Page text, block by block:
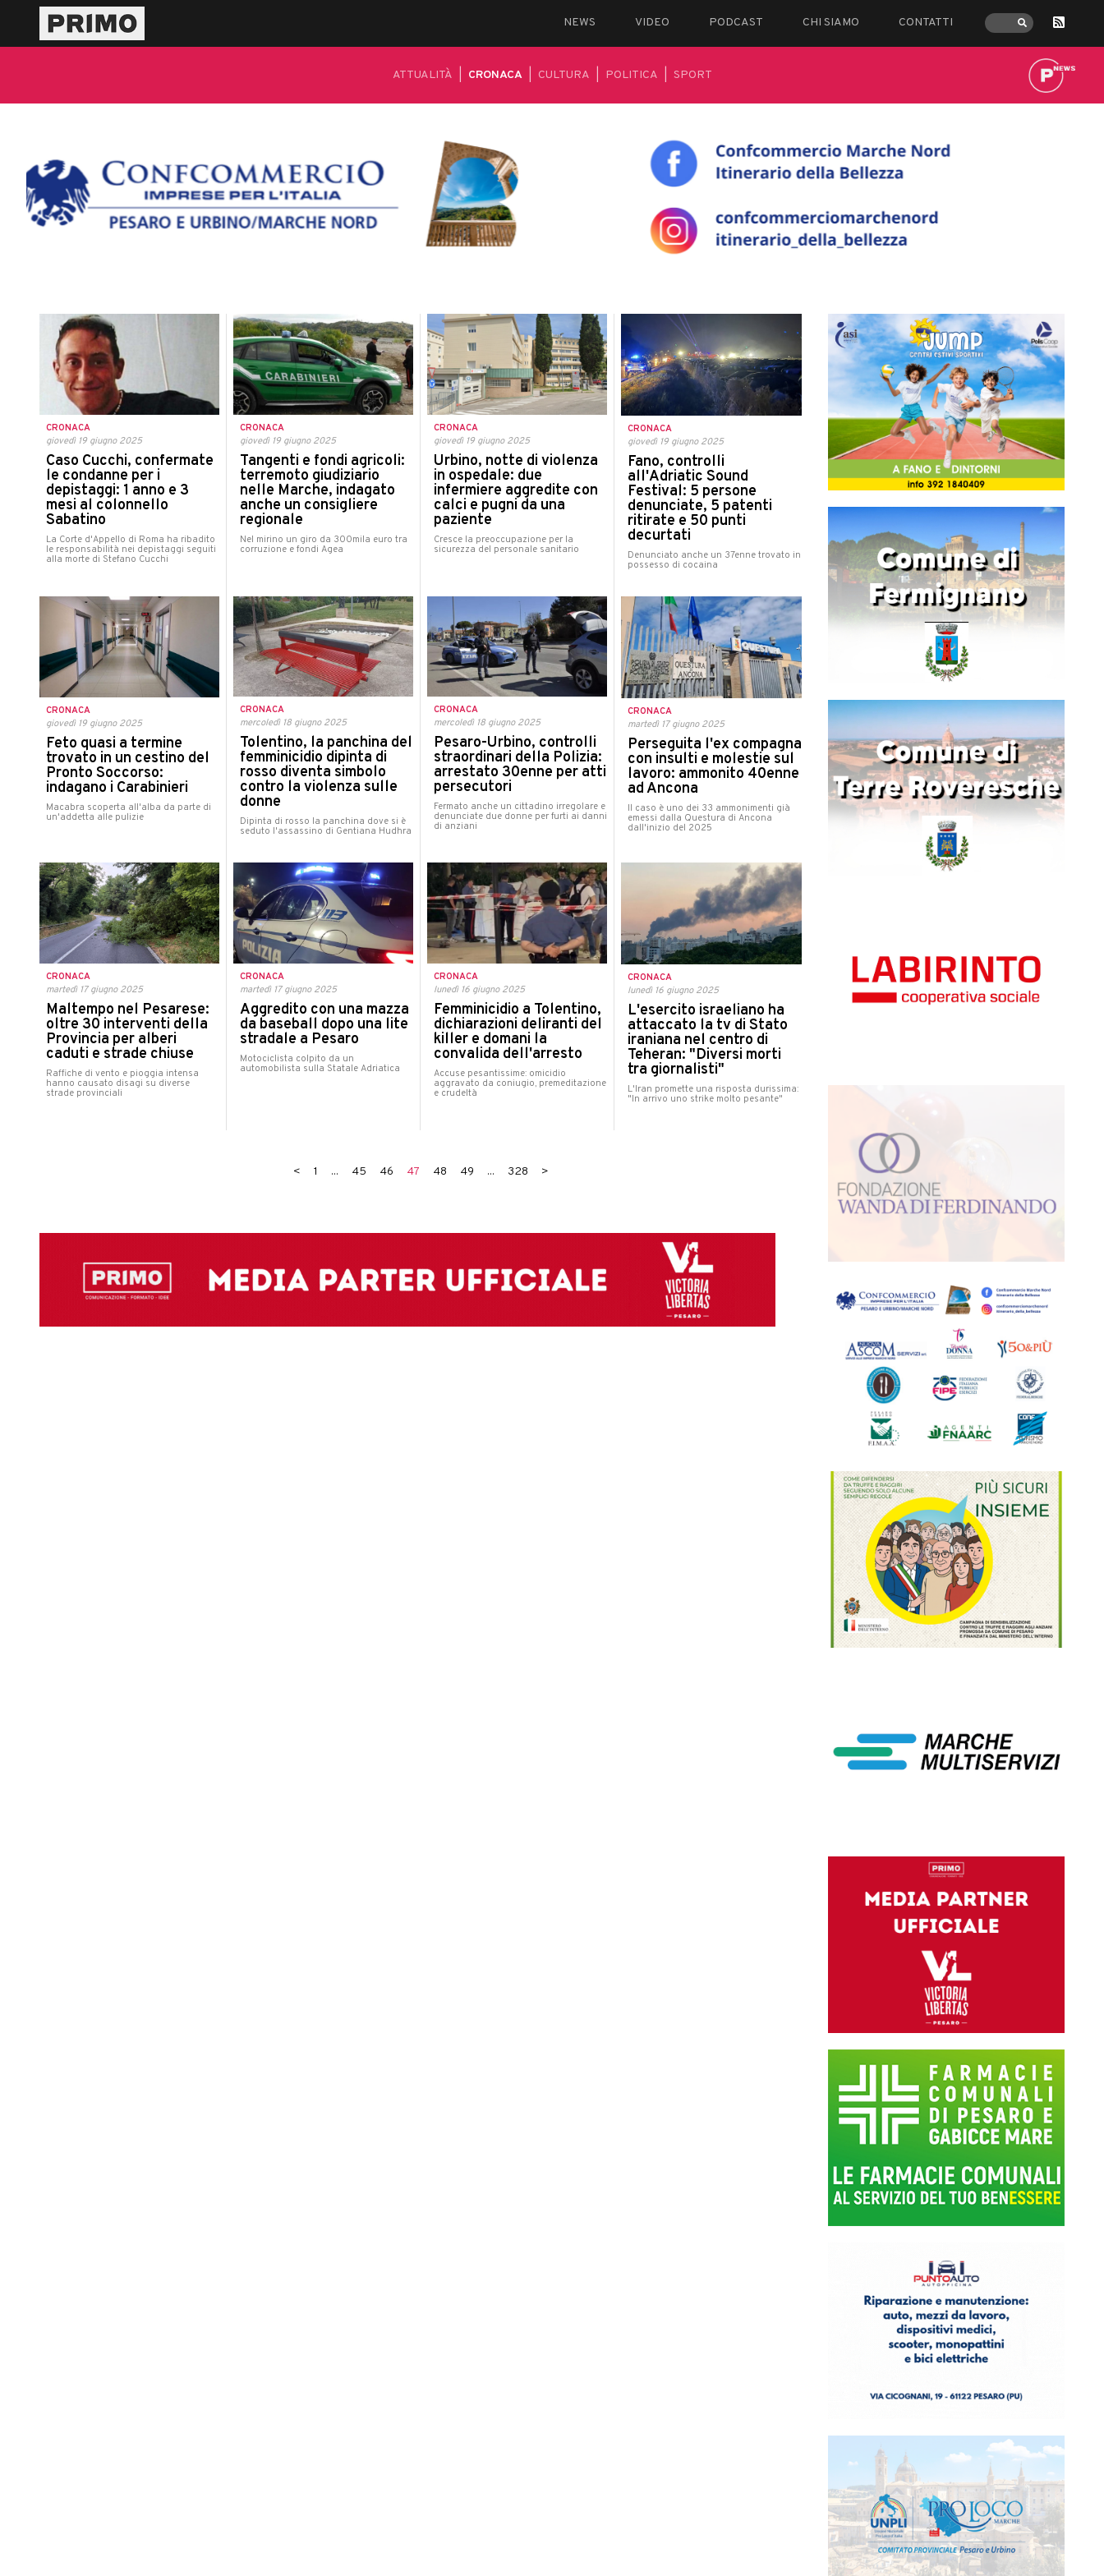
NEWS VIDEO PODCAST CHI SIAMO CONTATTI
ATTUALITÀ CRONACA CULTURA POLITICA SPORT
CRONACA
giovedì 19 giugno 2025
Caso Cucchi, confermate
le condanne per i
depistaggi: 1 anno e 3
mesi al colonnello
Sabatino
La Corte d'Appello di Roma ha ribadito
le responsabilità nei depistaggi seguiti
alla morte di Stefano Cucchi
CRONACA
giovedì 19 giugno 2025
Tangenti e fondi agricoli:
terremoto giudiziario
nelle Marche, indagato
anche un consigliere
regionale
Nel mirino un giro da 300mila euro tra
corruzione e fondi Agea
CRONACA
giovedì 19 giugno 2025
Urbino, notte di violenza
in ospedale: due
infermiere aggredite con
calci e pugni da una
paziente
Cresce la preoccupazione per la
sicurezza del personale sanitario
CRONACA
giovedì 19 giugno 2025
Fano, controlli
all'Adriatic Sound
Festival: 5 persone
denunciate, 5 patenti
ritirate e 50 punti
decurtati
Denunciato anche un 37enne trovato in
possesso di cocaina
CRONACA
giovedì 19 giugno 2025
Feto quasi a termine
trovato in un cestino del
Pronto Soccorso:
indagano i Carabinieri
Macabra scoperta all'alba da parte di
un'addetta alle pulizie
CRONACA
mercoledì 18 giugno 2025
Tolentino, la panchina del
femminicidio dipinta di
rosso diventa simbolo
contro la violenza sulle
donne
Dipinta di rosso la panchina dove si è
seduto l'assassino di Gentiana Hudhra
CRONACA
mercoledì 18 giugno 2025
Pesaro-Urbino, controlli
straordinari della Polizia:
arrestato 30enne per atti
persecutori
Fermato anche un cittadino irregolare e
denunciate due donne per furti ai danni
di anziani
CRONACA
martedì 17 giugno 2025
Perseguita l'ex compagna
con insulti e molestie sul
lavoro: ammonito 40enne
ad Ancona
Il caso è uno dei 33 ammonimenti già
emessi dalla Questura di Ancona
dall'inizio del 2025
CRONACA
martedì 17 giugno 2025
Maltempo nel Pesarese:
oltre 30 interventi della
Provincia per alberi
caduti e strade chiuse
Raffiche di vento e pioggia intensa
hanno causato disagi su diverse
strade provinciali
CRONACA
martedì 17 giugno 2025
Aggredito con una mazza
da baseball dopo una lite
stradale a Pesaro
Motociclista colpito da un
automobilista sulla Statale Adriatica
CRONACA
lunedì 16 giugno 2025
Femminicidio a Tolentino,
dichiarazioni deliranti del
killer e domani la
convalida dell'arresto
Accuse pesantissime: omicidio
aggravato da coniugio, premeditazione
e crudeltà
CRONACA
lunedì 16 giugno 2025
L'esercito israeliano ha
attaccato la tv di Stato
iraniana nel centro di
Teheran: "Diversi morti
tra giornalisti"
L'Iran promette una risposta durissima:
"In arrivo uno strike molto pesante"
< 1 ... 45 46 47 48 49 ... 328 >